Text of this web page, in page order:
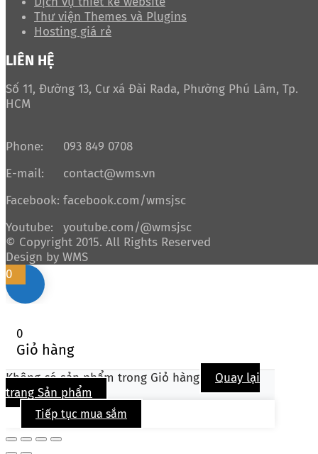
Thư viện Themes và Plugins
Hosting giá rẻ
LIÊN HỆ
Số 11, Đường 13, Cư xá Đài Rada, Phường Phú Lâm, Tp.
HCM
Phone:
093 849 0708
E-mail:
contact@wms.vn
Facebook: facebook.com/wmsjsc
Youtube:
youtube.com/@wmsjsc
© Copyright 2015. All Rights Reserved
Design by WMS
0
0
Giỏ hàng
Không có sản phẩm trong Giỏ hàng
Quay lại
trang Sản phẩm
Tiếp tục mua sắm